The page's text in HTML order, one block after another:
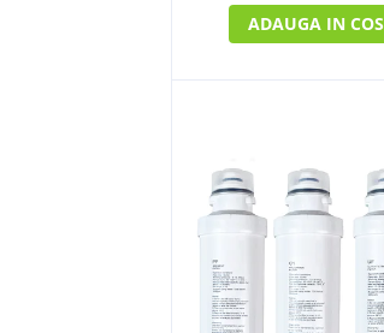
ADAUGA IN COS